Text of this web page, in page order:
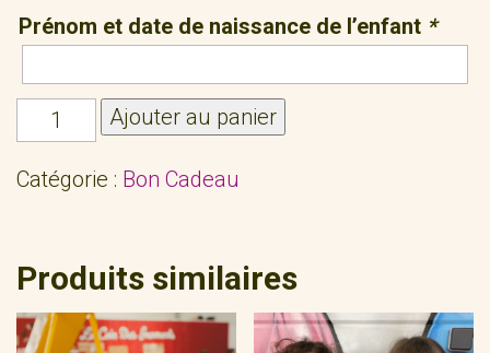
Prénom et date de naissance de l’enfant *
quantité
de
Pass
Ajouter au panier
Catégorie : Bon Cadeau
Produits similaires